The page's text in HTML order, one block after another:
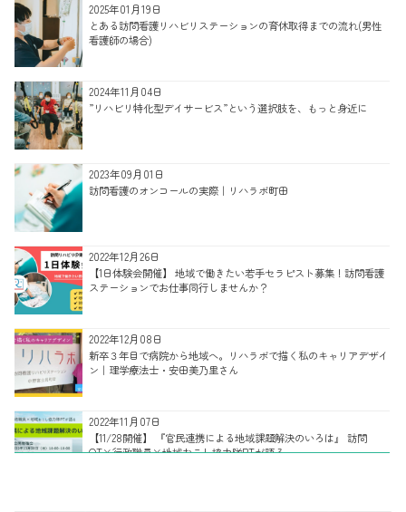
2025年01月19日
とある訪問看護リハビリステーションの育休取得までの流れ(男性
看護師の場合)
2024年11月04日
”リハビリ特化型デイサービス”という選択肢を、もっと身近に
2023年09月01日
訪問看護のオンコールの実際｜リハラボ町田
2022年12月26日
【1日体験会開催】 地域で働きたい若手セラピスト募集！訪問看護
ステーションでお仕事同行しませんか？
2022年12月08日
新卒３年目で病院から地域へ。リハラボで描く私のキャリアデザイ
ン｜理学療法士・安田美乃里さん
2022年11月07日
【11/28開催】 『官民連携による地域課題解決のいろは』 訪問
OT×行政職員×地域おこし協力隊PTが語る